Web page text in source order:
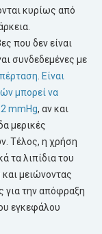
κυρίως από
που δεν είναι
συνδεδεμένες με
Είναι
μπορεί να
mmHg, αν και
μερικές
Τέλος, η χρήση
τα λιπίδια του
μειώνοντας
για την απόφραξη
εγκεφάλου